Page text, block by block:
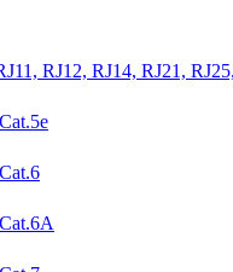
RJ12, RJ14, RJ21,